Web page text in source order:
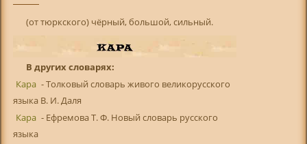
(от тюркского) чёрный, большой, сильный.
В других словарях:
Кара - Толковый словарь живого великорусского
языка В. И. Даля
Кара - Ефремова Т. Ф. Новый словарь русского
языка